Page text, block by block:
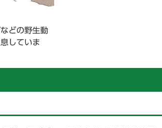
どの野生動
していま